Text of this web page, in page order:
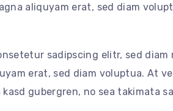
aliquyam erat, sed diam
sadipscing elitr, sed
erat, sed diam voluptua. At
gubergren, no sea takimata